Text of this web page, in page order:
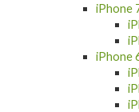
iPhone
iPhone